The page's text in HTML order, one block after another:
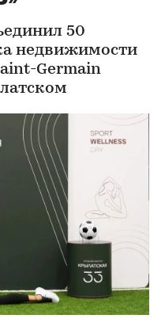
50
недвижимости
Germain